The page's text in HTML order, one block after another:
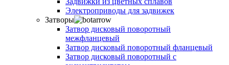
Электроприводы для задвижек
Затворы
Затвор дисковый поворотный
межфланцевый
Затвор дисковый поворотный фланцевый
Затвор дисковый поворотный с